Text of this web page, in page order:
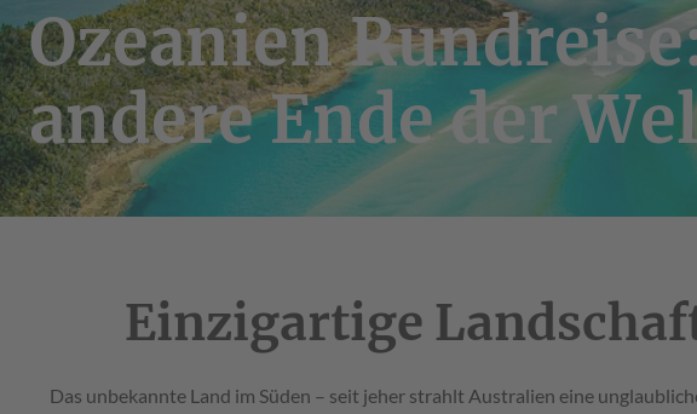
Ozeanien
andere Ende der
Einzigartige
Das unbekannte Land im Süden – seit jeher strahlt Australien eine